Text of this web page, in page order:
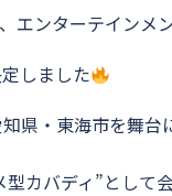
ンターテインメン
しました
県・東海市を舞
カバディ”として